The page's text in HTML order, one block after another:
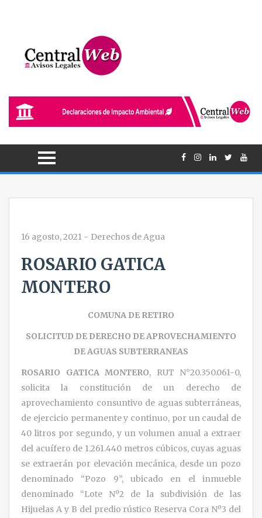
16 agosto, 2021 - Derechos de Agua
ROSARIO GATICA
MONTERO
COMUNA DE RETIRO
SOLICITUD DE DERECHO DE APROVECHAMIENTO
DE AGUAS SUBTERRANEAS
ROSARIO GATICA MONTERO, RUT N°20.350.061-0,
solicita la constitución de un derecho de
aprovechamiento consuntivo de aguas subterráneas,
de ejercicio permanente y continuo, por un caudal de
40 litros por segundo, y un volumen anual a extraer
del acuífero de 1.261.440 metros cúbicos, cuyas aguas
se extraerán por elevación mecánica, desde un pozo
denominado “Pozo 9”, ubicado en el inmueble
denominado “Lote Nº2 de la subdivisión de las
Hijuelas A y B del predio rústico Reserva Cora Nº3 del